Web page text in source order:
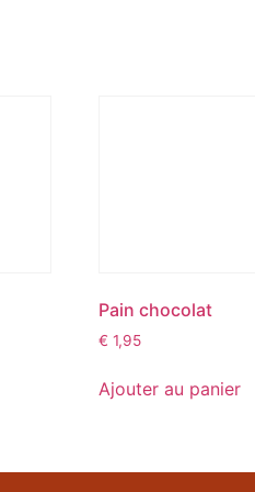
Pain chocolat
€ 1,95
Ajouter au panier